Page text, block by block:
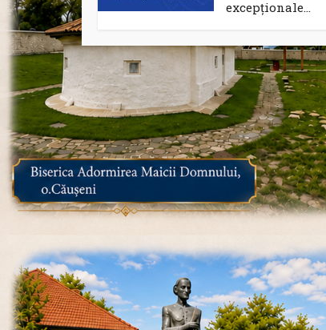
excepționale...